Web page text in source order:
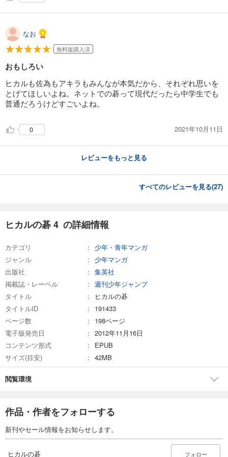
なお
無料版購入済
おもしろい
ヒカルも佐為もアキラもみんなが本気だから、それぞれ思いを
とげてほしいよね。ネットでの碁って現代だったら中学生でも
普通だろうけどすごいよね。
0 2021年10月11日
レビューをもっと見る
すべてのレビューを見る(27)
ヒカルの碁 4 の詳細情報
カテゴリ
少年・青年マンガ
ジャンル
少年マンガ
出版社
集英社
掲載誌・レーベル
週刊少年ジャンプ
タイトル
ヒカルの碁
タイトルID
191433
ページ数
198ページ
電子版発売日
2012年11月16日
コンテンツ形式
EPUB
サイズ(目安)
42MB
閲覧環境
作品・作者をフォローする
新刊やセール情報をお知らせします。
ヒカルの碁 フォロー